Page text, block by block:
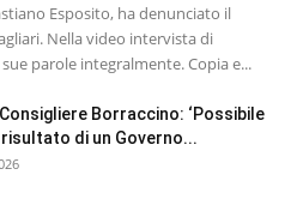
Esposito, ha denunciato il
Nella video intervista di
parole integralmente. Copia e...
Consigliere Borraccino: ‘Possibile
di un Governo...